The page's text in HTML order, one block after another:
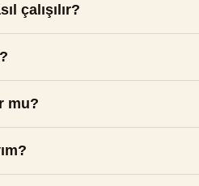
çalışılır?
mu?